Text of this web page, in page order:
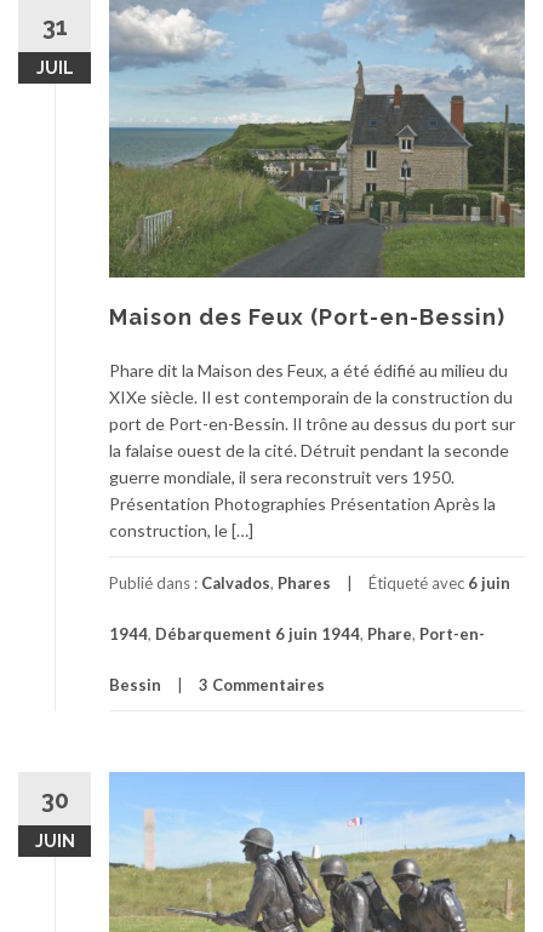
31
JUIL
Maison des Feux (Port-en-Bessin)
Phare dit la Maison des Feux, a été édifié au milieu du
XIXe siècle. Il est contemporain de la construction du
port de Port-en-Bessin. Il trône au dessus du port sur
la falaise ouest de la cité. Détruit pendant la seconde
guerre mondiale, il sera reconstruit vers 1950.
Présentation Photographies Présentation Après la
construction, le […]
Publié dans : Calvados, Phares Étiqueté avec 6 juin
1944, Débarquement 6 juin 1944, Phare, Port-en-
Bessin 3 Commentaires
30
JUIN